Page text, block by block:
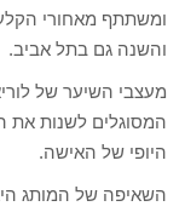
ומשתתף מאחורי
והשנה גם בתל אביב.
מעצבי השיער של
המסוגלים לשנות את
היופי של האישה.
השאיפה של המותג